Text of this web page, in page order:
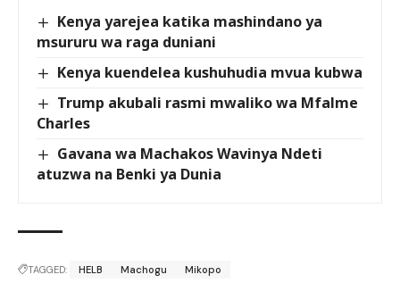
Kenya yarejea katika mashindano ya
msururu wa raga duniani
Kenya kuendelea kushuhudia mvua kubwa
Trump akubali rasmi mwaliko wa Mfalme
Charles
Gavana wa Machakos Wavinya Ndeti
atuzwa na Benki ya Dunia
TAGGED: HELB Machogu Mikopo